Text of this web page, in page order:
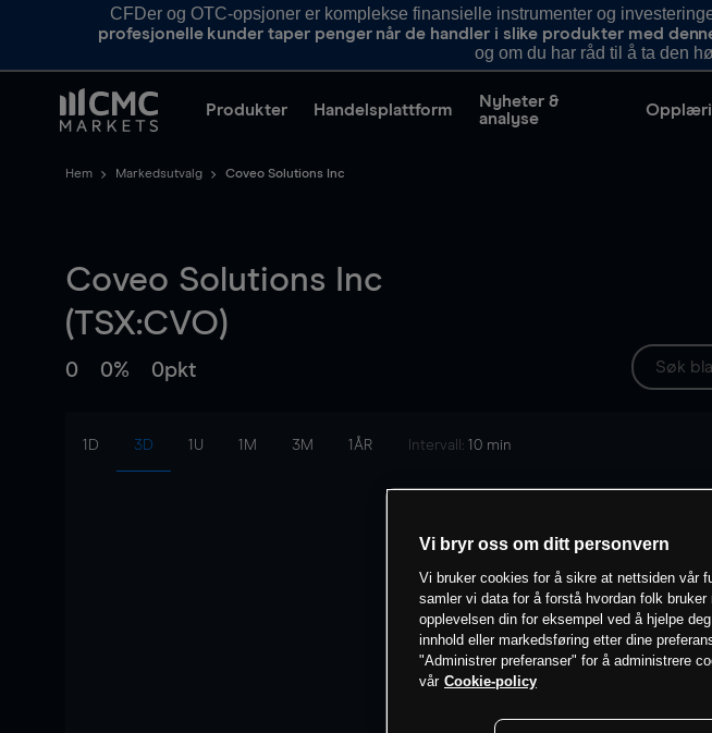
CFDer og OTC-opsjoner er komplekse finansielle instrumenter og
profesjonelle kunder taper penger når de handler i slike produkter med
og om du har råd til å ta den
Produkter Handelsplattform
Nyheter &
analyse
Hem Markedsutvalg Coveo Solutions Inc
Coveo Solutions Inc
(TSX:CVO)
0 0% 0pkt
1D 3D 1U 1M 3M 1ÅR Intervall: 10 min
Vi bryr oss om ditt personvern
Vi bruker cookies for å sikre at nettsiden vår
samler vi data for å forstå hvordan folk
opplevelsen din for eksempel ved å hjelpe
innhold eller markedsføring etter dine
"Administrer preferanser" for å administrere
vår Cookie-policy